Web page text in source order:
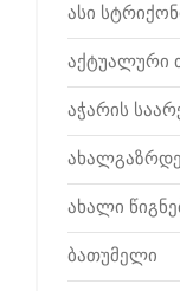
ასი
აქტუალური
აჭარის
ახალი
ბათუმელი